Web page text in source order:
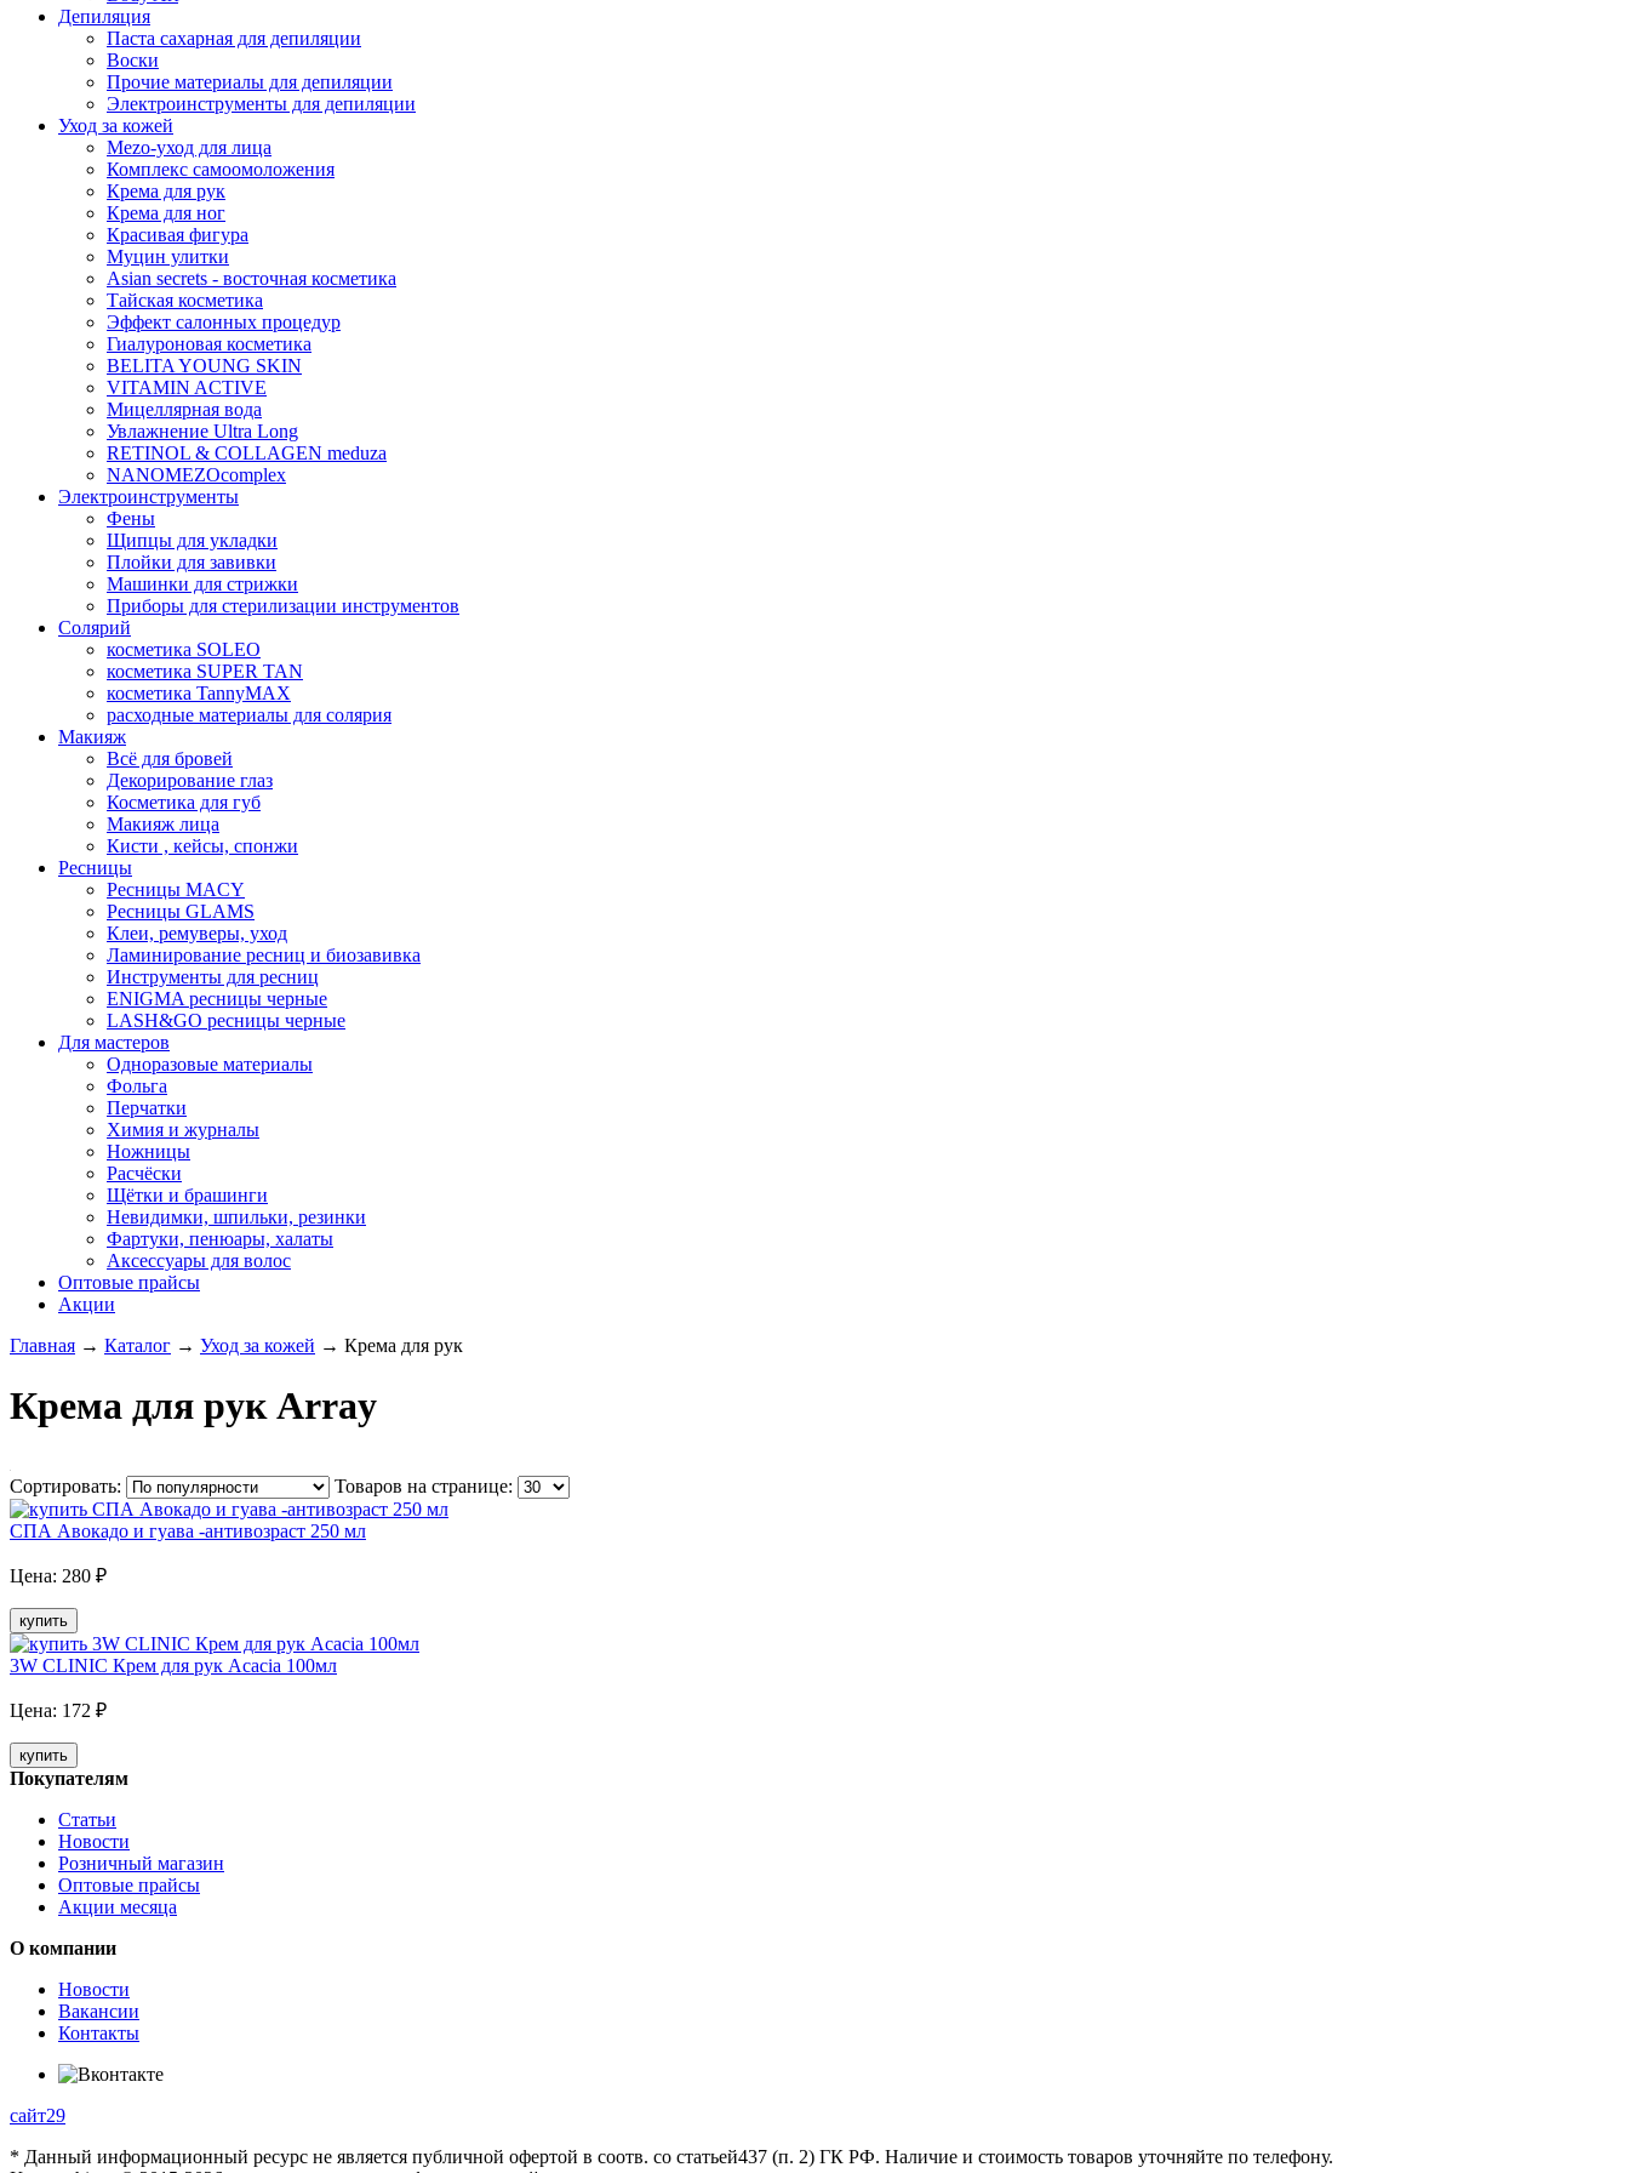
Депиляция
Паста сахарная для депиляции
Воски
Прочие материалы для депиляции
Электроинструменты для депиляции
Уход за кожей
Mezo-уход для лица
Комплекс самоомоложения
Крема для рук
Крема для ног
Красивая фигура
Муцин улитки
Asian seсrets - восточная косметика
Тайская косметика
Эффект салонных процедур
Гиалуроновая косметика
BELITA YOUNG SKIN
VITAMIN ACTIVE
Мицеллярная вода
Увлажнение Ultra Long
RETINOL & COLLAGEN meduza
NANOMEZOcomplex
Электроинструменты
Фены
Щипцы для укладки
Плойки для завивки
Машинки для стрижки
Приборы для стерилизации инструментов
Солярий
косметика SOLEO
косметика SUPER TAN
косметика TannyMAX
расходные материалы для солярия
Макияж
Всё для бровей
Декорирование глаз
Косметика для губ
Макияж лица
Кисти , кейсы, спонжи
Ресницы
Ресницы MACY
Ресницы GLAMS
Клеи, ремуверы, уход
Ламинирование ресниц и биозавивка
Инструменты для ресниц
ENIGMA ресницы черные
LASH&GO ресницы черные
Для мастеров
Одноразовые материалы
Фольга
Перчатки
Химия и журналы
Ножницы
Расчёски
Щётки и брашинги
Невидимки, шпильки, резинки
Фартуки, пенюары, халаты
Аксессуары для волос
Оптовые прайсы
Акции
Главная → Каталог → Уход за кожей → Крема для рук
Крема для рук Array
Сортировать: Товаров на странице:
СПА Авокадо и гуава -антивозраст 250 мл
Цена: 280 ₽
купить
3W CLINIC Крем для рук Acacia 100мл
Цена: 172 ₽
купить
Покупателям
Статьи
Новости
Розничный магазин
Оптовые прайсы
Акции месяца
О компании
Новости
Вакансии
Контакты
сайт29
* Данный информационный ресурс не является публичной офертой в соотв. со статьей437 (п. 2) ГК РФ. Наличие и стоимость товаров уточняйте по телефону.